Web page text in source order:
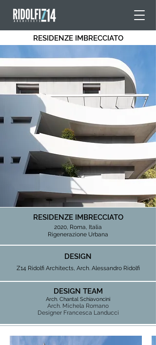
RESIDENZE IMBRECCIATO
RESIDENZE IMBRECCIATO
2020, Roma, Italia
Rigenerazione Urbana
DESIGN
Z14 Ridolfi Architects, Arch. Alessandro Ridolfi
DESIGN TEAM
Arch. Chantal Schiavoncini
Arch. Michela Romano
Designer Francesca Landucci